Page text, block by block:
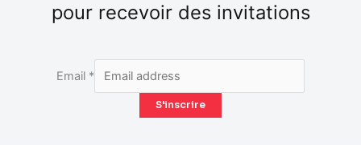
pour recevoir des invitations
Email *
S'inscrire